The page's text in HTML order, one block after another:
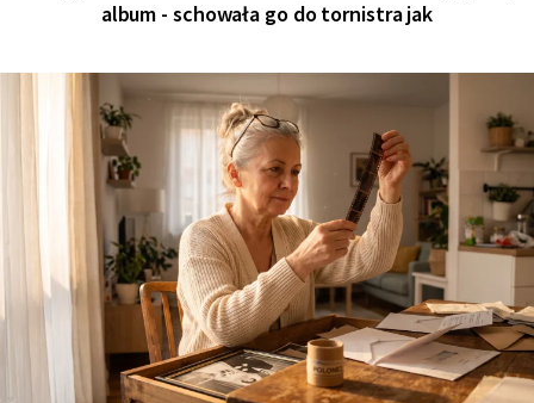
album - schowała go do tornistra jak